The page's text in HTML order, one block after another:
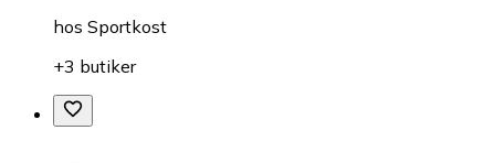
hos Sportkost
+3 butiker